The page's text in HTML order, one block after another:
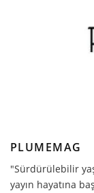
PLUMEMAG
"Sürdürülebilir
yayın hayatına